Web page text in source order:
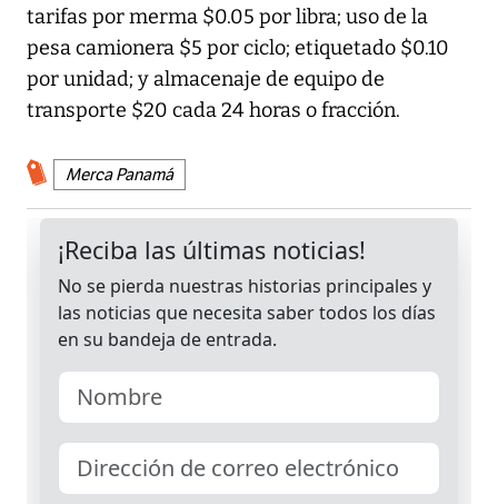
tarifas por merma $0.05 por libra; uso de la
pesa camionera $5 por ciclo; etiquetado $0.10
por unidad; y almacenaje de equipo de
transporte $20 cada 24 horas o fracción.
Merca Panamá